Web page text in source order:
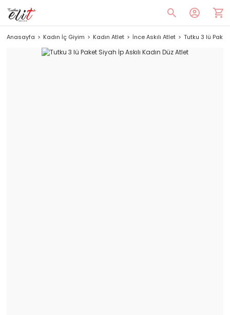
Anasayfa Kadın İç Giyim Kadın Atlet İnce Askılı Atlet Tutku 3 lü Paket